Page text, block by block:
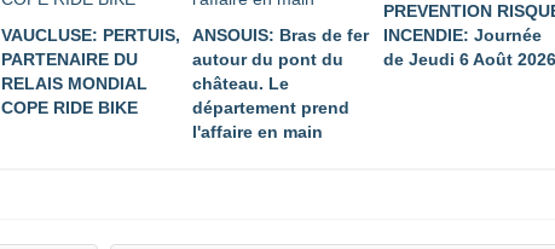
VAUCLUSE: PERTUIS,
PARTENAIRE DU
RELAIS MONDIAL
COPE RIDE BIKE
ANSOUIS: Bras de fer
autour du pont du
château. Le
département prend
l'affaire en main
PREVENTION
INCENDIE: Journée
de Jeudi 6 Août 2026